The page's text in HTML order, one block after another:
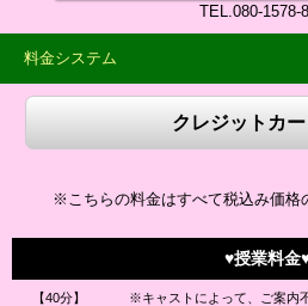
TEL.080-1578-
料金システム
クレジットカ
※こちらの料金はすべて税込み価格
♥授業料金
【40分】 ※キャストによって、ご案内